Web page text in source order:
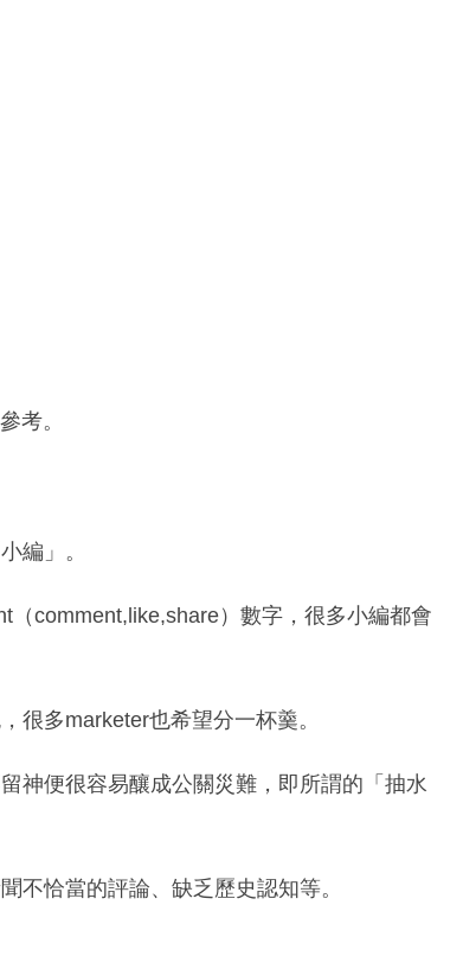
考。
編」。
comment,like,share）數字，很多小編都會
很多marketer也希望分一杯羹。
神便很容易釀成公關災難，即所謂的「抽水
不恰當的評論、缺乏歷史認知等。